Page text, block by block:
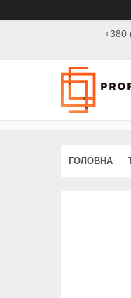
+380
ГОЛОВНА